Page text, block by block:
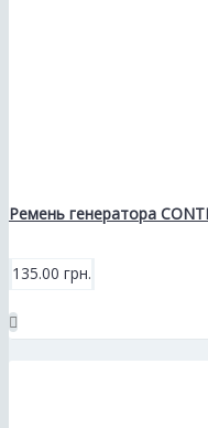
Ремень генератора
135.00 грн.